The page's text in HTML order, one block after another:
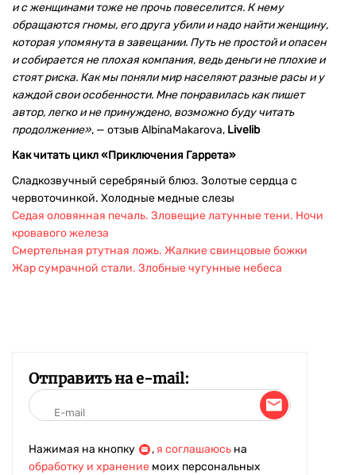
и с женщинами тоже не прочь повеселится. К нему
обращаются гномы, его друга убили и надо найти женщину,
которая упомянута в завещании. Путь не простой и опасен
и собирается не плохая компания, ведь деньги не плохие и
стоят риска. Как мы поняли мир населяют разные расы и у
каждой свои особенности. Мне понравилась как пишет
автор, легко и не принуждено, возможно буду читать
продолжение», — отзыв AlbinaMakarova, Livelib
Как читать цикл «Приключения Гаррета»
Сладкозвучный серебряный блюз. Золотые сердца с
червоточинкой. Холодные медные слезы
Седая оловянная печаль. Зловещие латунные тени. Ночи
кровавого железа
Смертельная ртутная ложь. Жалкие свинцовые божки
Жар сумрачной стали. Злобные чугунные небеса
Отправить на e-mail:
Нажимая на кнопку , я соглашаюсь на
обработку и хранение моих персональных